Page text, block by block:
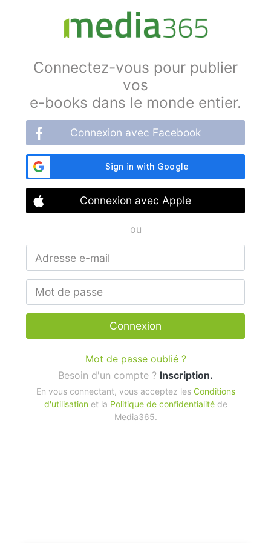
Connectez-vous pour publier
vos
e-books dans le monde entier.
Connexion avec Facebook
Connexion avec Apple
ou
Connexion
Mot de passe oublié ?
Besoin d'un compte ? Inscription.
En vous connectant, vous acceptez les Conditions
d'utilisation et la Politique de confidentialitéde
Media365.